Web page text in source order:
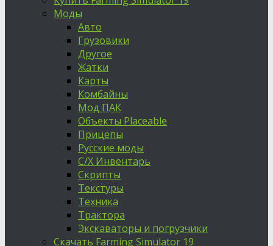
Моды
Авто
Грузовики
Другое
Жатки
Карты
Комбайны
Мод ПАК
Объекты Placeable
Прицепы
Русские моды
С/Х Инвентарь
Скрипты
Текстуры
Техника
Трактора
Экскаваторы и погрузчики
Скачать Farming Simulator 19